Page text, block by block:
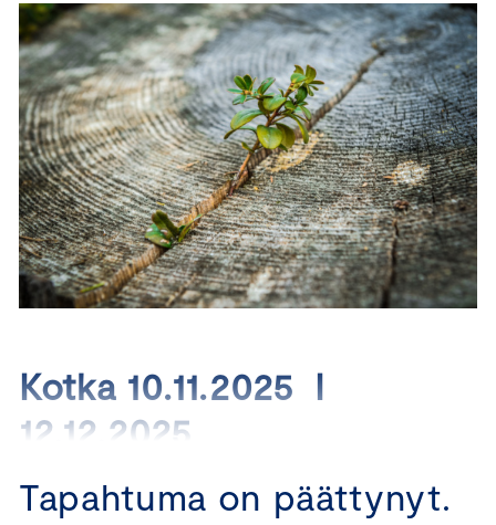
Kotka 10.11.2025 I
12.12.2025
Vastuullisuudella
Tapahtuma on päättynyt.